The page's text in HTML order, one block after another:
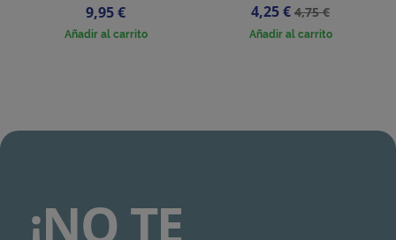
Precio
9,95 €
Añadir al carrito
Precio
4,25 €Precio
base
4,75 €
Añadir al carrito
¡NO TE